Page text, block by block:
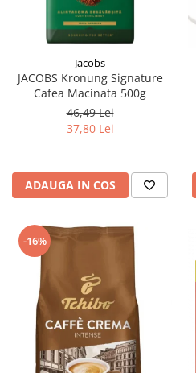
Jacobs
JACOBS Kronung Signature
Cafea Macinata 500g
46,49 Lei
37,80 Lei
ADAUGA IN COS
-16%